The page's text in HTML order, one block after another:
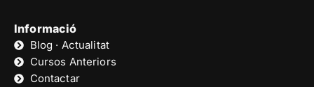
Informació
Blog · Actualitat
Cursos Anteriors
Contactar